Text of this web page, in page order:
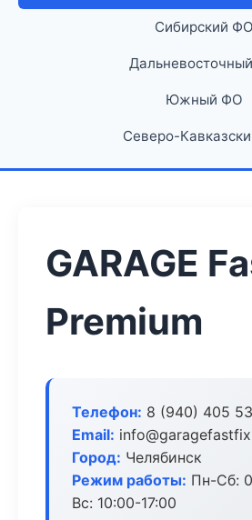
Сибирский ФО
Южный ФО
Северо-
GARAGE
Premium
Телефон: 8 (940) 405
Email:
Город: Челябинск
Режим работы: Пн-Сб:
Вс: 10:00-17:00